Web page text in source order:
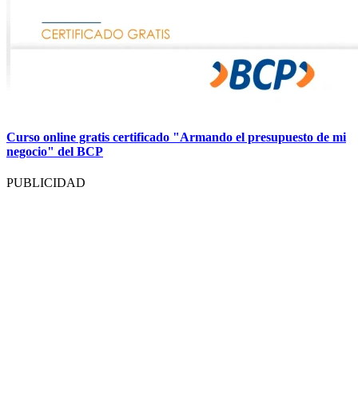
Curso online gratis certificado "Armando el presupuesto de mi
negocio" del BCP
PUBLICIDAD